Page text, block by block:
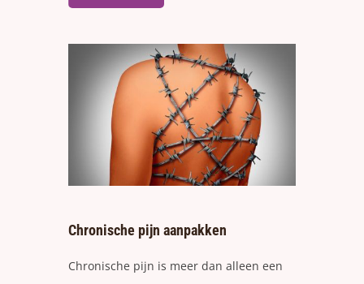
Chronische pijn aanpakken
Chronische pijn is meer dan alleen een